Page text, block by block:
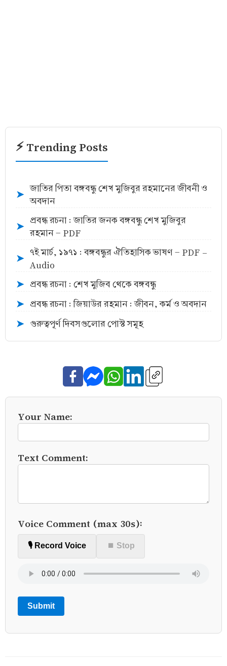
⚡ Trending Posts
➤
জাতির পিতা বঙ্গবন্ধু শেখ মুজিবুর রহমানের জীবনী ও
অবদান
➤
প্রবন্ধ রচনা : জাতির জনক বঙ্গবন্ধু শেখ মুজিবুর
রহমান - PDF
➤
৭ই মার্চ, ১৯৭১ : বঙ্গবন্ধুর ঐতিহাসিক ভাষণ - PDF -
Audio
➤ প্রবন্ধ রচনা : শেখ মুজিব থেকে বঙ্গবন্ধু
➤ প্রবন্ধ রচনা : জিয়াউর রহমান : জীবন, কর্ম ও অবদান
➤ গুরুত্বপূর্ণ দিবসগুলোর পোস্ট সমূহ
Your Name:
Text Comment:
Voice Comment (max 30s):
🎙️ Record Voice ⏹ Stop
Submit